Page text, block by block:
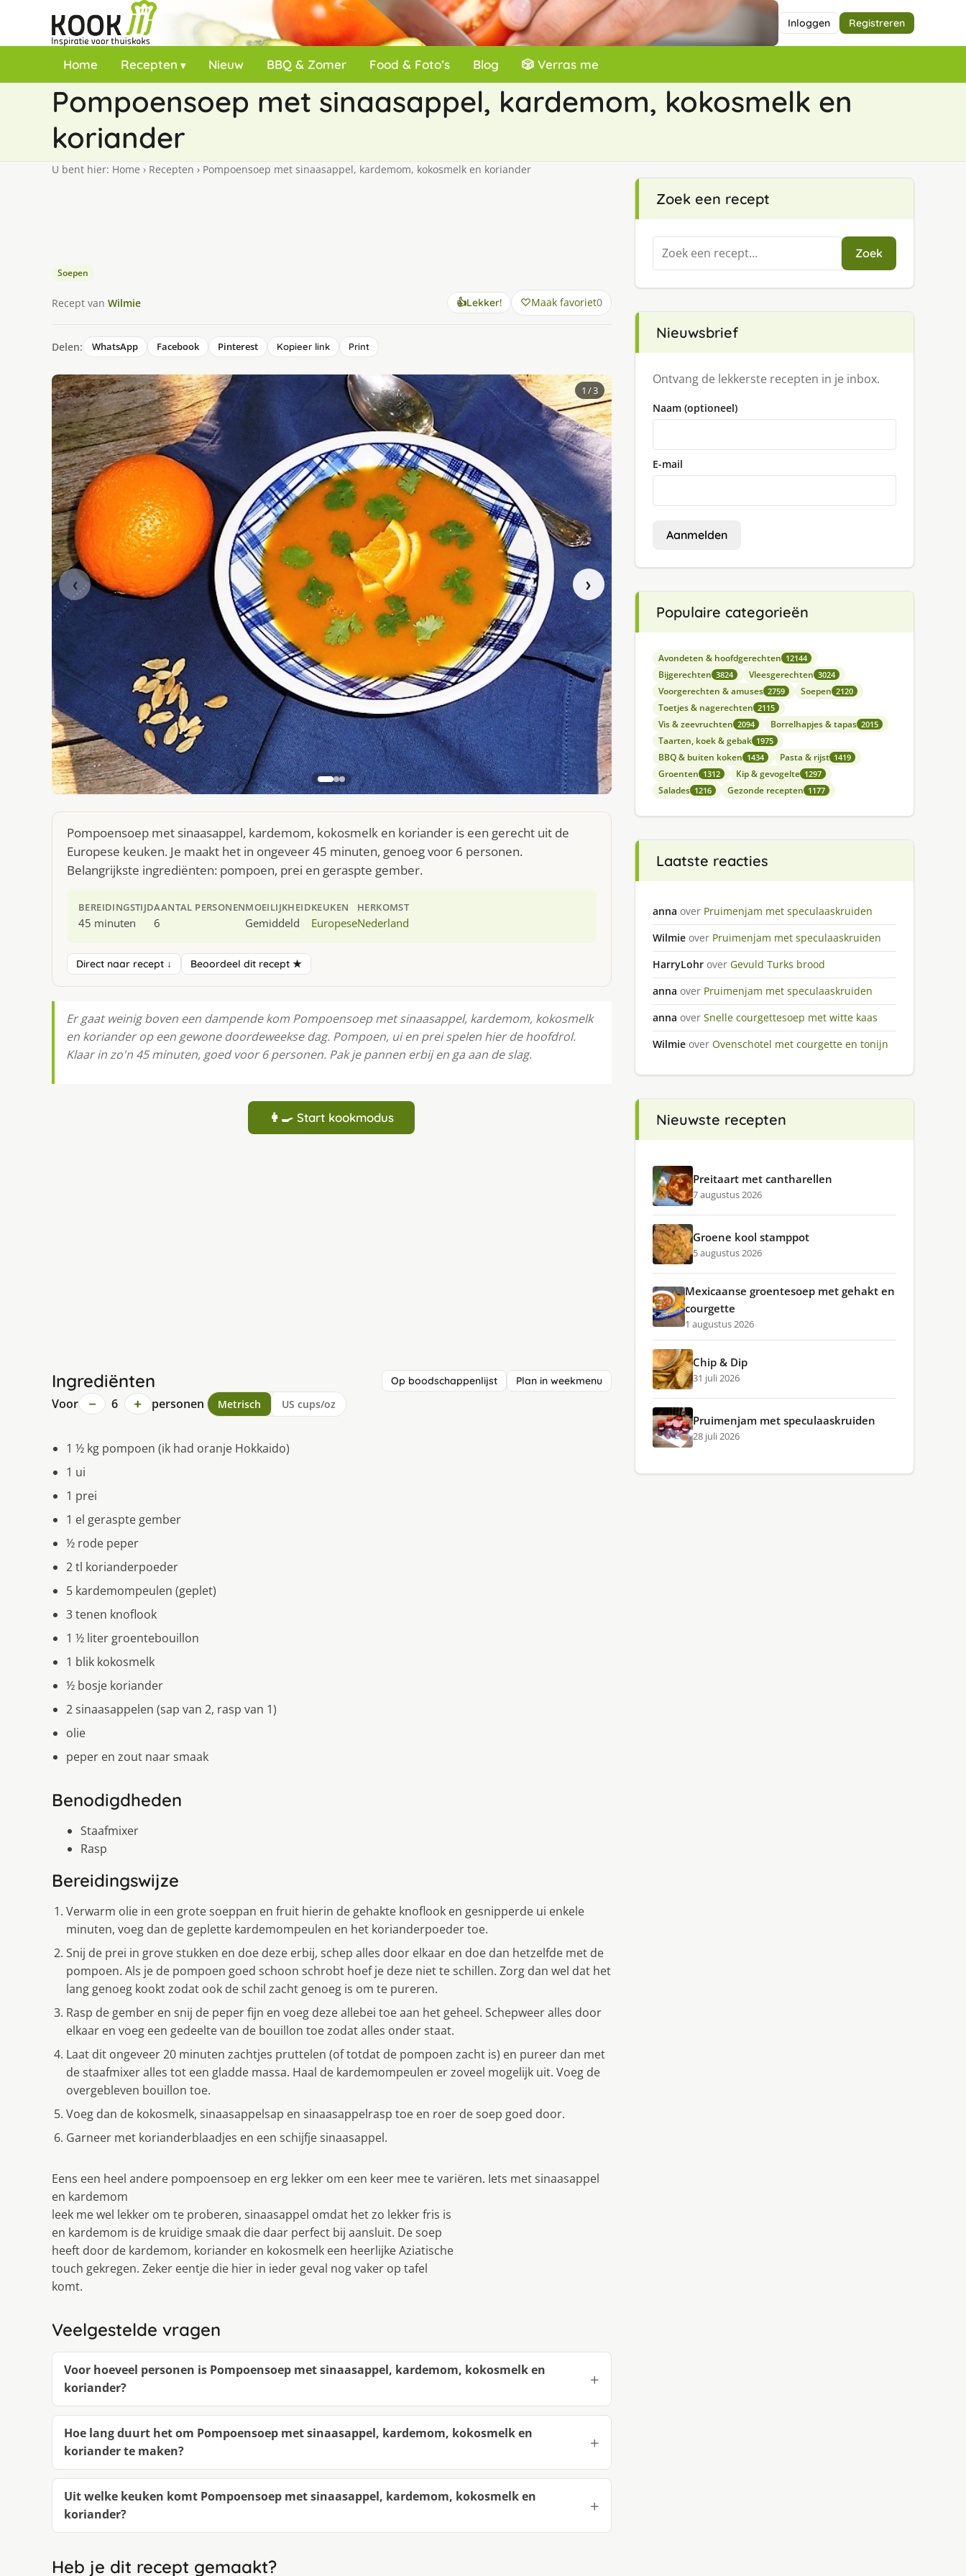
Inloggen Registreren
Home Recepten Nieuw BBQ & Zomer Food & Foto’s Blog 🎲 Verras me
Pompoensoep met sinaasappel, kardemom, kokosmelk en
koriander
U bent hier: Home › Recepten › Pompoensoep met sinaasappel, kardemom, kokosmelk en koriander
Soepen
Recept van Wilmie 👍Lekker! Maak favoriet0
Delen: WhatsApp Facebook Pinterest Kopieer link Print
‹ ›
1 / 3
Pompoensoep met sinaasappel, kardemom, kokosmelk en koriander is een gerecht uit de
Europese keuken. Je maakt het in ongeveer 45 minuten, genoeg voor 6 personen.
Belangrijkste ingrediënten: pompoen, prei en geraspte gember.
BEREIDINGSTIJD
45 minuten
AANTAL PERSONEN
6
MOEILIJKHEID
Gemiddeld
KEUKEN
Europese
HERKOMST
Nederland
Direct naar recept ↓ Beoordeel dit recept ★
Er gaat weinig boven een dampende kom Pompoensoep met sinaasappel, kardemom, kokosmelk
en koriander op een gewone doordeweekse dag. Pompoen, ui en prei spelen hier de hoofdrol.
Klaar in zo'n 45 minuten, goed voor 6 personen. Pak je pannen erbij en ga aan de slag.
👩‍🍳 Start kookmodus
Ingrediënten Op boodschappenlijst Plan in weekmenu
Voor − 6 + personen Metrisch US cups/oz
1 ½ kg pompoen (ik had oranje Hokkaido)
1 ui
1 prei
1 el geraspte gember
½ rode peper
2 tl korianderpoeder
5 kardemompeulen (geplet)
3 tenen knoflook
1 ½ liter groentebouillon
1 blik kokosmelk
½ bosje koriander
2 sinaasappelen (sap van 2, rasp van 1)
olie
peper en zout naar smaak
Benodigdheden
Staafmixer
Rasp
Bereidingswijze
Verwarm olie in een grote soeppan en fruit hierin de gehakte knoflook en gesnipperde ui enkele
minuten, voeg dan de geplette kardemompeulen en het korianderpoeder toe.
Snij de prei in grove stukken en doe deze erbij, schep alles door elkaar en doe dan hetzelfde met de
pompoen. Als je de pompoen goed schoon schrobt hoef je deze niet te schillen. Zorg dan wel dat het
lang genoeg kookt zodat ook de schil zacht genoeg is om te pureren.
Rasp de gember en snij de peper fijn en voeg deze allebei toe aan het geheel. Schepweer alles door
elkaar en voeg een gedeelte van de bouillon toe zodat alles onder staat.
Laat dit ongeveer 20 minuten zachtjes pruttelen (of totdat de pompoen zacht is) en pureer dan met
de staafmixer alles tot een gladde massa. Haal de kardemompeulen er zoveel mogelijk uit. Voeg de
overgebleven bouillon toe.
Voeg dan de kokosmelk, sinaasappelsap en sinaasappelrasp toe en roer de soep goed door.
Garneer met korianderblaadjes en een schijfje sinaasappel.
Eens een heel andere pompoensoep en erg lekker om een keer mee te variëren. Iets met sinaasappel
en kardemom
leek me wel lekker om te proberen, sinaasappel omdat het zo lekker fris is
en kardemom is de kruidige smaak die daar perfect bij aansluit. De soep
heeft door de kardemom, koriander en kokosmelk een heerlijke Aziatische
touch gekregen. Zeker eentje die hier in ieder geval nog vaker op tafel
komt.
Veelgestelde vragen
Voor hoeveel personen is Pompoensoep met sinaasappel, kardemom, kokosmelk en
koriander?
Hoe lang duurt het om Pompoensoep met sinaasappel, kardemom, kokosmelk en
koriander te maken?
Uit welke keuken komt Pompoensoep met sinaasappel, kardemom, kokosmelk en
koriander?
Heb je dit recept gemaakt?
Zoek een recept
Zoeken
naar:
Zoek
Nieuwsbrief
Ontvang de lekkerste recepten in je inbox.
Naam (optioneel)
E-mail
Aanmelden
Populaire categorieën
Avondeten & hoofdgerechten 12144
Bijgerechten 3824 Vleesgerechten 3024
Voorgerechten & amuses 2759 Soepen 2120
Toetjes & nagerechten 2115
Vis & zeevruchten 2094 Borrelhapjes & tapas 2015
Taarten, koek & gebak 1975
BBQ & buiten koken 1434 Pasta & rijst 1419
Groenten 1312 Kip & gevogelte 1297
Salades 1216 Gezonde recepten 1177
Laatste reacties
anna over Pruimenjam met speculaaskruiden
Wilmie over Pruimenjam met speculaaskruiden
HarryLohr over Gevuld Turks brood
anna over Pruimenjam met speculaaskruiden
anna over Snelle courgettesoep met witte kaas
Wilmie over Ovenschotel met courgette en tonijn
Nieuwste recepten
Preitaart met cantharellen
7 augustus 2026
Groene kool stamppot
5 augustus 2026
Mexicaanse groentesoep met gehakt en
courgette
1 augustus 2026
Chip & Dip
31 juli 2026
Pruimenjam met speculaaskruiden
28 juli 2026